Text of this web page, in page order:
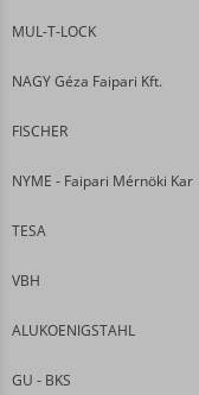
MUL-T-LOCK
NAGY Géza Faipari Kft.
FISCHER
NYME - Faipari Mérnöki Kar
TESA
VBH
ALUKOENIGSTAHL
GU - BKS